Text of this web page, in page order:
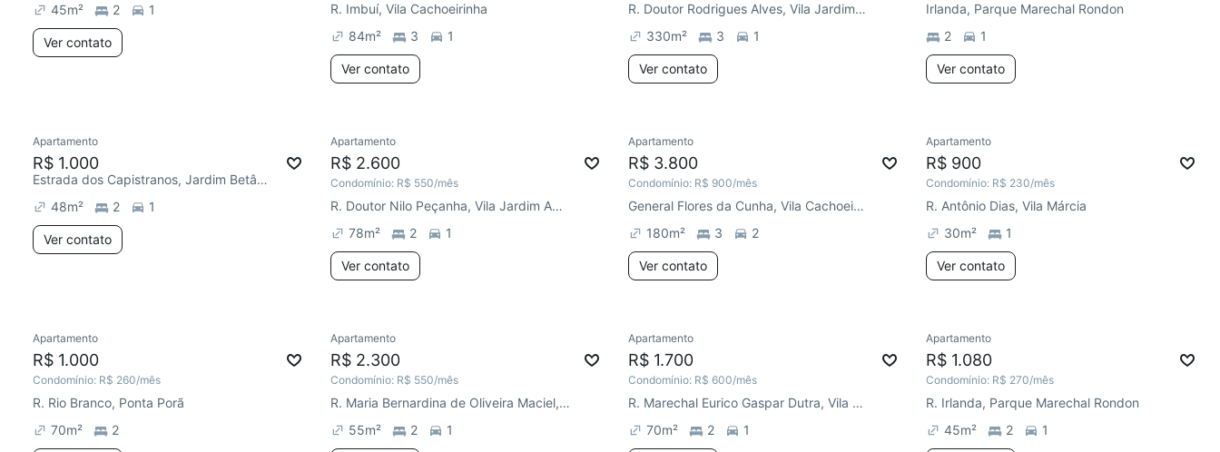
45m² 2 1
Ver contato
R. Imbuí, Vila Cachoeirinha
84m² 3 1
Ver contato
R. Doutor Rodrigues Alves, Vila Jardim América
330m² 3 1
Ver contato
Irlanda, Parque Marechal Rondon
2
1
Ver contato
Apartamento
R$ 1.000
Estrada dos Capistranos, Jardim Betânia
48m² 2 1
Ver contato
Apartamento
R$ 2.600
Condomínio: R$ 550/mês
R. Doutor Nilo Peçanha, Vila Jardim América
78m² 2 1
Ver contato
Apartamento
R$ 3.800
Condomínio: R$ 900/mês
General Flores da Cunha, Vila Cachoeirinha
180m² 3 2
Ver contato
Apartamento
R$ 900
Condomínio: R$ 230/mês
R. Antônio Dias, Vila Márcia
30m² 1
Ver contato
Apartamento
R$ 1.000
Condomínio: R$ 260/mês
R. Rio Branco, Ponta Porã
70m² 2
Apartamento
R$ 2.300
Condomínio: R$ 550/mês
R. Maria Bernardina de Oliveira Maciel, Vila Eunice Nova
55m² 2 1
Apartamento
R$ 1.700
Condomínio: R$ 600/mês
R. Marechal Eurico Gaspar Dutra, Vila Veranópolis
70m² 2 1
Apartamento
R$ 1.080
Condomínio: R$ 270/mês
R. Irlanda, Parque Marechal Rondon
45m² 2 1